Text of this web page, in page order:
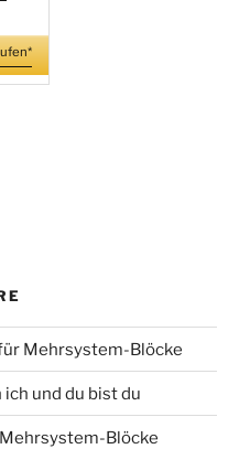
Mehrsystem-Blöcke
ich und du bist du
Blöcke